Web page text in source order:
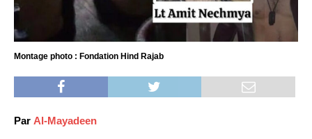
Montage photo : Fondation Hind Rajab
Par Al-Mayadeen